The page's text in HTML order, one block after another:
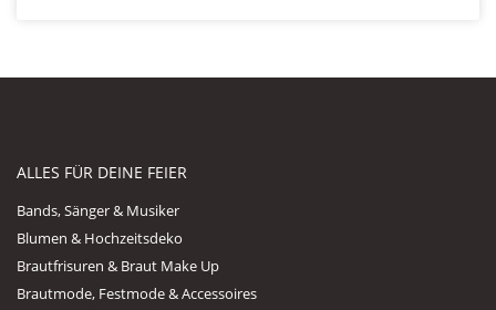
ALLES FÜR DEINE FEIER
Bands, Sänger & Musiker
Blumen & Hochzeitsdeko
Brautfrisuren & Braut Make Up
Brautmode, Festmode & Accessoires